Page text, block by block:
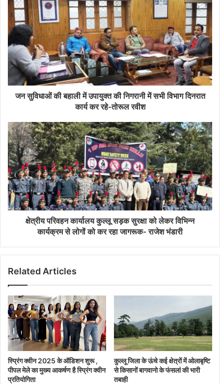
जन सुविधाओं की बहाली में उपायुक्त की निगरानी में सभी विभाग दिनरात
कार्य कर रहे-तोरूल रवीश
क्षेत्रीय परिवहन कार्यालय कुल्लू सड़क सुरक्षा को लेकर विभिन्न
कार्यक्रम से लोगों को कर रहा जागरूक- राजेश भंडारी
Related Articles
स्प्रिंग क्वीन 2025 के ऑडिशन शुरू ,
पीपल मेले का मुख्य आकर्षण है स्प्रिंग क्वीन
प्रतियोगिता
कुल्लू जिला के ऊंचे कई क्षेत्रों में ओलाबृष्टि
से किसानों बागवानो के फंसलां की भारी
तबाही